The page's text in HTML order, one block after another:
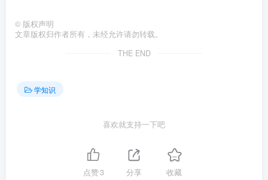
© 版权声明
文章版权归作者所有，未经允许请勿转载。
THE END
学知识
喜欢就支持一下吧
点赞3 分享 收藏